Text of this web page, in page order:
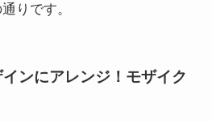
りです。
ンにアレンジ！モザイク